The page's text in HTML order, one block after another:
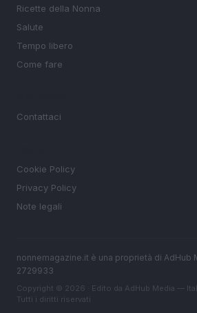
Ricette della Nonna
Salute
Tempo libero
Come fare
Contattaci
Cookie Policy
Privacy Policy
Note legali
nonnemagazine.it è una proprietà di AdHub
2729933
Copyright © 2026 · Edito da AdHub Media —
Tutti i diritti riservati